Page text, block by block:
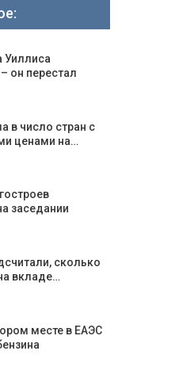
Уиллиса
он перестал
в число стран с
ценами на…
заседании
сколько
вкладе…
месте в ЕАЭС